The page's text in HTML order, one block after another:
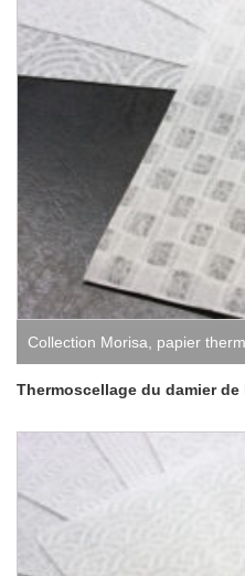
Collection Morisa papier
Thermoscellage du damier de